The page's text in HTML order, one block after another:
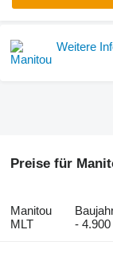
Weitere
Preise für
Manitou
MLT
-